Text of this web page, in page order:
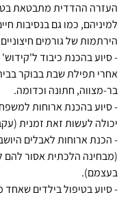
העזרה ההדדית מתבטאת
למיניהם, כמו גם בנסיבות
הירתמות של גורמים
- סיוע בהכנת כיבוד
אחרי תפילת שבת בבוקר
בר-מצווה, חתונה וכדומה.
- סיוע בהכנת ארוחות
יכולה לעשות זאת זמנית
- הכנת ארוחות לאבלים
(מבחינה הלכתית אסור להם
בעצמם).
- סיוע בטיפול בילדים שאחד